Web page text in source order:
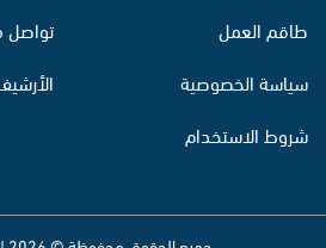
طاقم العمل
سياسة الخصوصية
شروط الاستخدام
تواصل